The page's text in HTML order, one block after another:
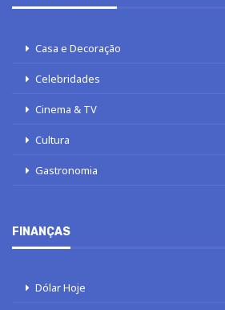
Casa e Decoração
Celebridades
Cinema & TV
Cultura
Gastronomia
FINANÇAS
Dólar Hoje